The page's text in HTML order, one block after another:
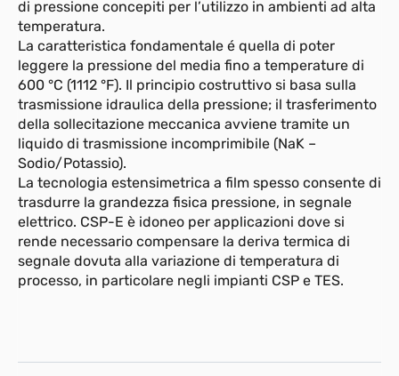
di pressione concepiti per l’utilizzo in ambienti ad alta
temperatura.
La caratteristica fondamentale é quella di poter
leggere la pressione del media fino a temperature di
600 °C (1112 °F). Il principio costruttivo si basa sulla
trasmissione idraulica della pressione; il trasferimento
della sollecitazione meccanica avviene tramite un
liquido di trasmissione incomprimibile (NaK –
Sodio/Potassio).
La tecnologia estensimetrica a film spesso consente di
trasdurre la grandezza fisica pressione, in segnale
elettrico. CSP-E è idoneo per applicazioni dove si
rende necessario compensare la deriva termica di
segnale dovuta alla variazione di temperatura di
processo, in particolare negli impianti CSP e TES.